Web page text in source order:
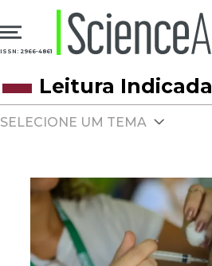
ISSN: 2966-4861
Leitura Indicada
SELECIONE UM TEMA